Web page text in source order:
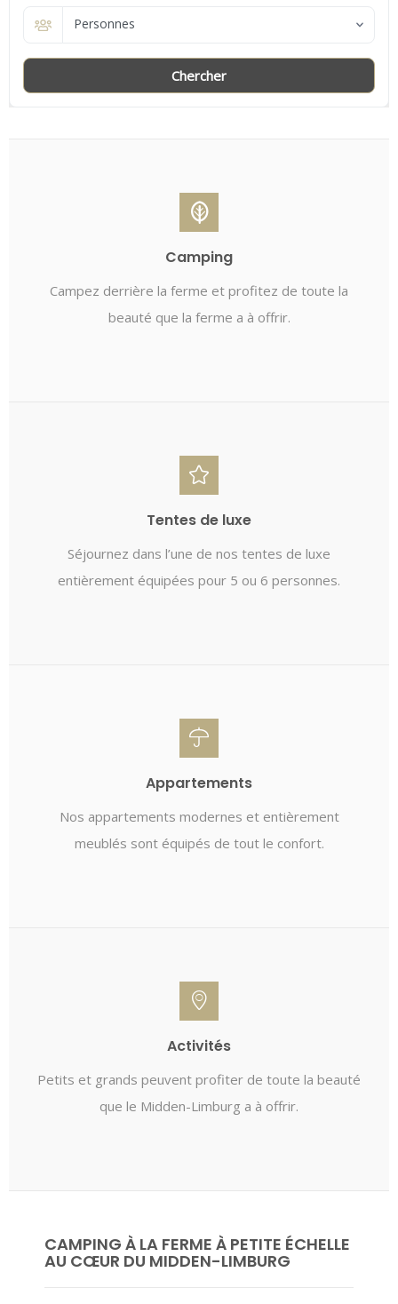
Personnes
Chercher
Camping
Campez derrière la ferme et profitez de toute la
beauté que la ferme a à offrir.
Tentes de luxe
Séjournez dans l’une de nos tentes de luxe
entièrement équipées pour 5 ou 6 personnes.
Appartements
Nos appartements modernes et entièrement
meublés sont équipés de tout le confort.
Activités
Petits et grands peuvent profiter de toute la beauté
que le Midden-Limburg a à offrir.
CAMPING À LA FERME À PETITE ÉCHELLE
AU CŒUR DU MIDDEN-LIMBURG